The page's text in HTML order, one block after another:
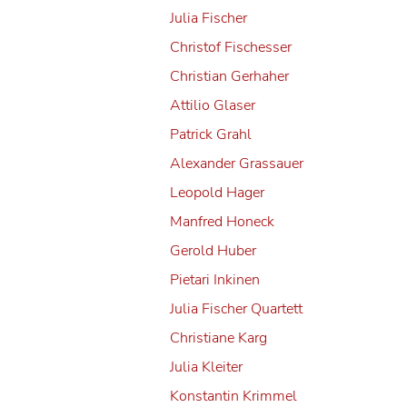
am
Julia Fischer
Christof Fischesser
Christian Gerhaher
Attilio Glaser
Patrick Grahl
Alexander Grassauer
Leopold Hager
Manfred Honeck
Gerold Huber
Pietari Inkinen
Julia Fischer Quartett
Christiane Karg
Julia Kleiter
Konstantin Krimmel